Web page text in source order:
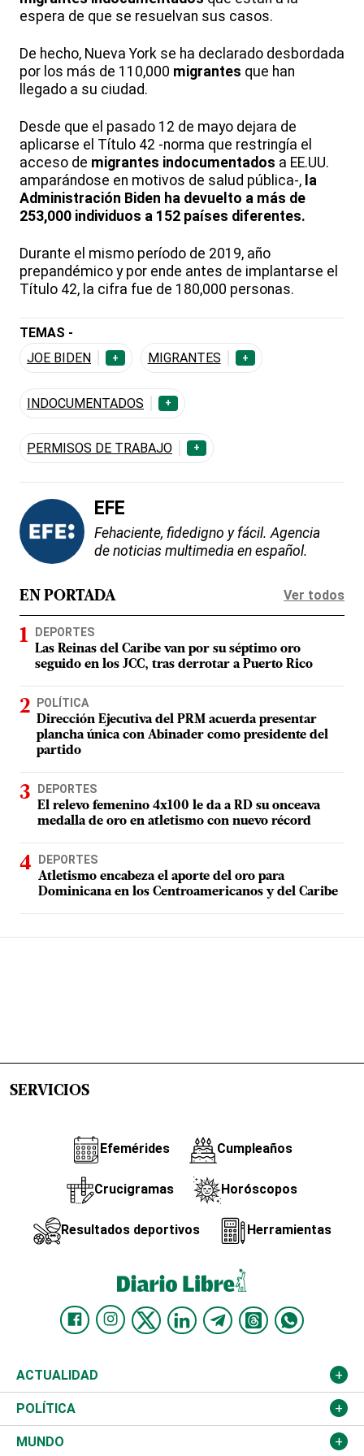
espera de que se resuelvan sus casos.
De hecho, Nueva York se ha declarado desbordada
por los más de 110,000 migrantes que han
llegado a su ciudad.
Desde que el pasado 12 de mayo dejara de
aplicarse el Título 42 -norma que restringía el
acceso de migrantes indocumentados a EE.UU.
amparándose en motivos de salud pública-, la
Administración Biden ha devuelto a más de
253,000 individuos a 152 países diferentes.
Durante el mismo período de 2019, año
prepandémico y por ende antes de implantarse el
Título 42, la cifra fue de 180,000 personas.
TEMAS -
JOE BIDEN
+ MIGRANTES +
INDOCUMENTADOS +
PERMISOS DE TRABAJO +
EFE
Fehaciente, fidedigno y fácil. Agencia
de noticias multimedia en español.
EN PORTADA Ver todos
DEPORTES
Las Reinas del Caribe van por su séptimo oro
seguido en los JCC, tras derrotar a Puerto Rico
POLÍTICA
Dirección Ejecutiva del PRM acuerda presentar
plancha única con Abinader como presidente del
partido
DEPORTES
El relevo femenino 4x100 le da a RD su onceava
medalla de oro en atletismo con nuevo récord
DEPORTES
Atletismo encabeza el aporte del oro para
Dominicana en los Centroamericanos y del Caribe
SERVICIOS
Efemérides Cumpleaños
Crucigramas Horóscopos
Resultados deportivos Herramientas
ACTUALIDAD
Nacional
Ciudad
POLÍTICA
Partidos
MUNDO